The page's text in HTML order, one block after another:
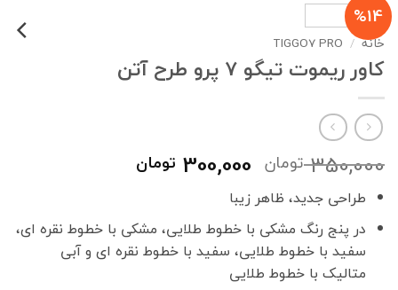
%14
خانه /
TIGGO7 PRO
کاور ریموت تیگو 7 پرو طرح آتن
350,000 تومان قیمت
اصلی
بود.
300,000 تومان
است.
طراحی جدید، ظاهر زیبا
در پنج رنگ مشکی با خطوط طلایی، مشکی با خطوط نقره ای،
سفید با خطوط طلایی، سفید با خطوط نقره ای و آبی
متالیک با خطوط طلایی